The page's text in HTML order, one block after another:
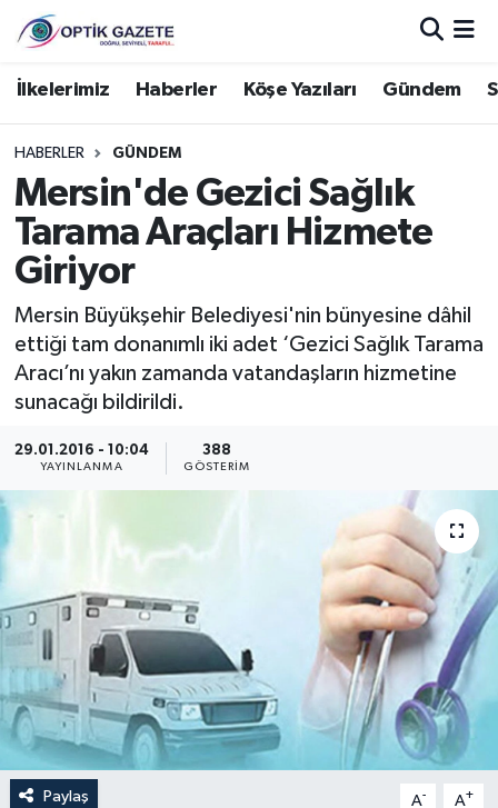
İlkelerimiz Haberler Köşe Yazıları Gündem
HABERLER GÜNDEM
Mersin'de Gezici Sağlık
Tarama Araçları Hizmete
Giriyor
Mersin Büyükşehir Belediyesi'nin bünyesine dâhil
ettiği tam donanımlı iki adet ‘Gezici Sağlık Tarama
Aracı’nı yakın zamanda vatandaşların hizmetine
sunacağı bildirildi.
29.01.2016 - 10:04
YAYINLANMA
388
GÖSTERIM
Paylaş A- A+
Nöbetçi Eczaneler
Hava Durumu
İstanbul Namaz Vakitleri
Trafik Durumu
Süper Lig Puan Durumu ve Fikstür
Tüm Manşetler
Haber Arşivi